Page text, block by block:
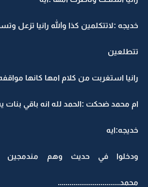
خديجه :لاتتكلمين كذا والله رانيا تزعل
تتطلعين
رانيا استغربت من كلام امها كانها
ام محمد ضحكت :الحمد لله انه باقي بنات
خديجه:ايه
ودخلوا في حديث وهم
محمد................................